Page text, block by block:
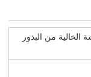
الخالية من البذور